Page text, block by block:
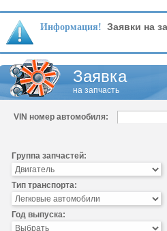
Информация! Заявки на
Заявка
на запчасть
VIN номер автомобиля:
Группа запчастей:
Тип транспорта:
Год выпуска: